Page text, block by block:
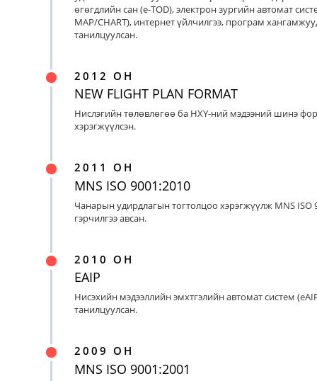
өгөгдлийн сан (e-TOD), электрон зургийн автомат
MAP/CHART), интернет үйлчилгээ, програм
танилцуулсан.
2012 ОН
NEW FLIGHT PLAN FORMAT
Нислэгийн төлөвлөгөө ба НХҮ-ний мэдээний шинэ
хэрэгжүүлсэн.
2011 ОН
MNS ISO 9001:2010
Чанарын удирдлагын тогтолцоо хэрэгжүүлж MNS ISO
гэрчилгээ авсан.
2010 ОН
EAIP
Нисэхийн мэдээллийн эмхтгэлийн автомат систем
танилцуулсан.
2009 ОН
MNS ISO 9001:2001